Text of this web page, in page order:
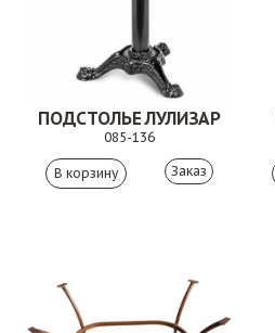
ПОДСТОЛЬЕ ЛУЛИЗАР
085-136
Заказ